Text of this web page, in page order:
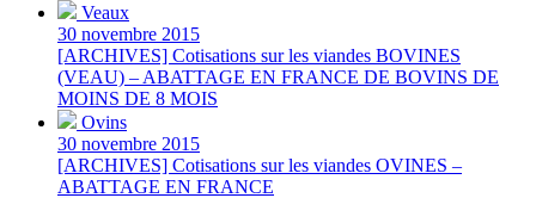
Veaux
30 novembre 2015
[ARCHIVES] Cotisations sur les viandes BOVINES
(VEAU) – ABATTAGE EN FRANCE DE BOVINS DE
MOINS DE 8 MOIS
Ovins
30 novembre 2015
[ARCHIVES] Cotisations sur les viandes OVINES –
ABATTAGE EN FRANCE